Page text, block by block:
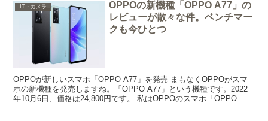
IT・カメラ
OPPOの新機種「OPPO A77」の
レビューが散々な件。ベンチマー
クも今ひとつ
OPPOが新しいスマホ「OPPO A77」を発売 まもなくOPPOがスマ
ホの新機種を発売しますね。「OPPO A77」という機種です。2022
年10月6日、価格は24,800円です。 私はOPPOのスマホ「OPPO